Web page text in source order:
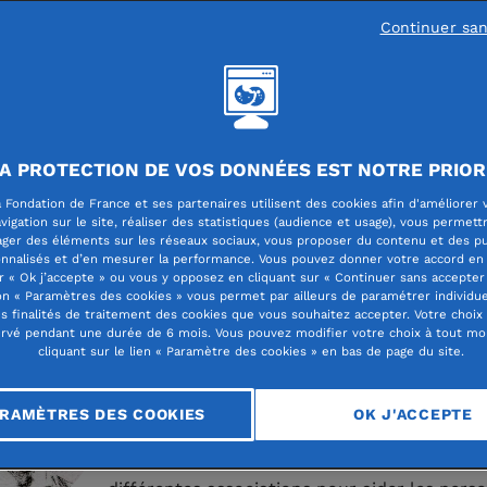
Baromètre annuel de la
, réalisé par l'Observatoire
& Société de la Fondation de
lumière l'émergence d'une nouvelle
de philanthropes : en 20 ans, la
et fondateurs de moins de 35 ans
apportant une dynamique nouvelle au
Témoignages.
Charles, président de la
HFCGB.24
PROTECTION DE VOS DONNÉES EST NOTRE
Fondation de France et ses partenaires utilisent des cookies afin d'améliorer
sur le site, réaliser des statistiques (audience et usage), vous
des éléments sur les réseaux sociaux, vous proposer du contenu et des
et d’en mesurer la performance. Vous pouvez donner votre accord
« Ok j’accepte » ou vous y opposez en cliquant sur « Continuer sans accepter
« Paramètres des cookies » vous permet par ailleurs de paramétrer
finalités de traitement des cookies que vous souhaitez accepter. Votre choix
pendant une durée de 6 mois. Vous pouvez modifier votre choix à tout
cliquant sur le lien « Paramètre des cookies » en bas de page du site.
DES COOKIES OK J'ACCEPTE
Continuer